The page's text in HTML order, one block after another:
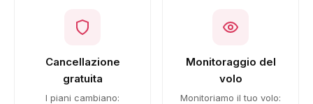
Cancellazione
gratuita
I piani cambiano:
Monitoraggio del
volo
Monitoriamo il tuo volo: